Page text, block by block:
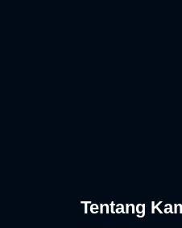
Tentang